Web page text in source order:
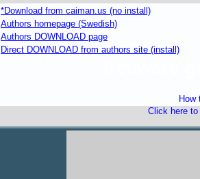
*Download from caiman.us (no install)
Authors homepage (Swedish)
Authors DOWNLOAD page
Direct DOWNLOAD from authors site (install)
How
Click here